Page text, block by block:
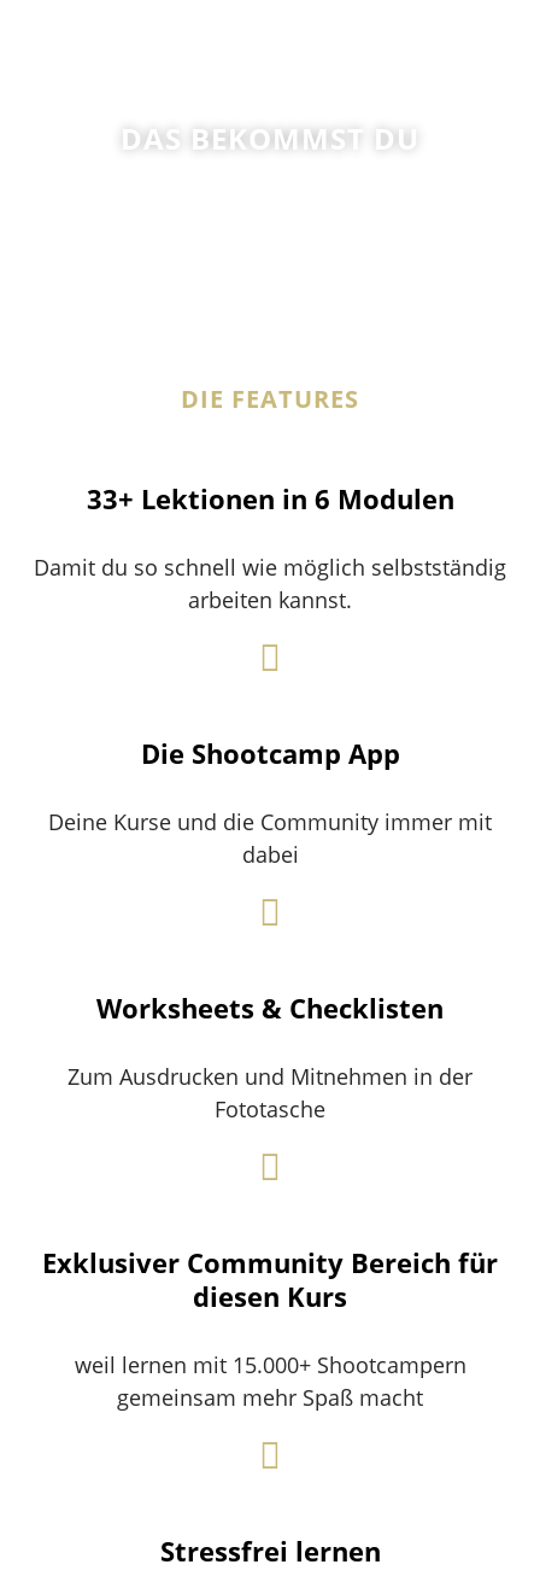
DAS BEKOMMST DU
DIE FEATURES
33+ Lektionen in 6 Modulen
Damit du so schnell wie möglich selbstständig
arbeiten kannst.
Die Shootcamp App
Deine Kurse und die Community immer mit
dabei
Worksheets & Checklisten
Zum Ausdrucken und Mitnehmen in der
Fototasche
Exklusiver Community Bereich für
diesen Kurs
weil lernen mit 15.000+ Shootcampern
gemeinsam mehr Spaß macht
Stressfrei lernen